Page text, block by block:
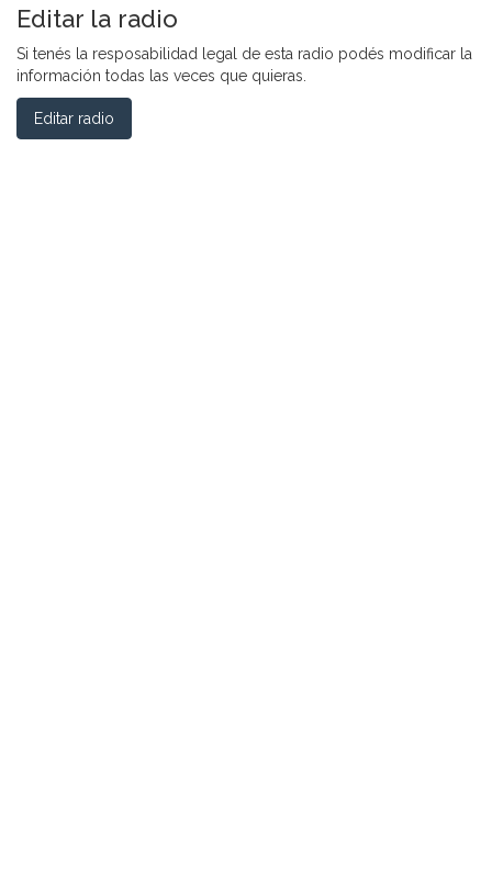
Editar la radio
Si tenés la resposabilidad legal de esta radio podés modificar la
información todas las veces que quieras.
Editar radio